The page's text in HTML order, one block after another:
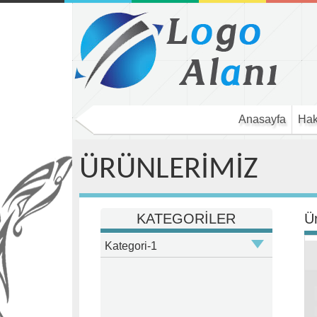
Anasayfa
ÜRÜNLERİMİZ
KATEGORİLER
Kategori-1